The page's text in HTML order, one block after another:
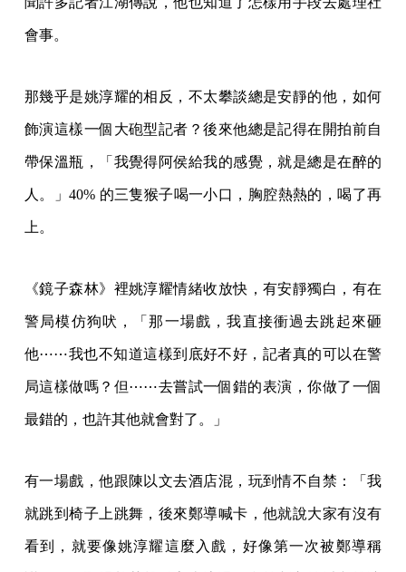
會事。
那幾乎是姚淳耀的相反，不太攀談總是安靜的他，如何
飾演這樣一個大砲型記者？後來他總是記得在開拍前自
帶保溫瓶，「我覺得阿侯給我的感覺，就是總是在醉的
人。」40% 的三隻猴子喝一小口，胸腔熱熱的，喝了再
上。
《鏡子森林》裡姚淳耀情緒收放快，有安靜獨白，有在
警局模仿狗吠，「那一場戲，我直接衝過去跳起來砸
他⋯⋯我也不知道這樣到底好不好，記者真的可以在警
局這樣做嗎？但⋯⋯去嘗試一個錯的表演，你做了一個
最錯的，也許其他就會對了。」
有一場戲，他跟陳以文去酒店混，玩到情不自禁：「我
就跳到椅子上跳舞，後來鄭導喊卡，他就說大家有沒有
看到，就要像姚淳耀這麼入戲，好像第一次被鄭導稱